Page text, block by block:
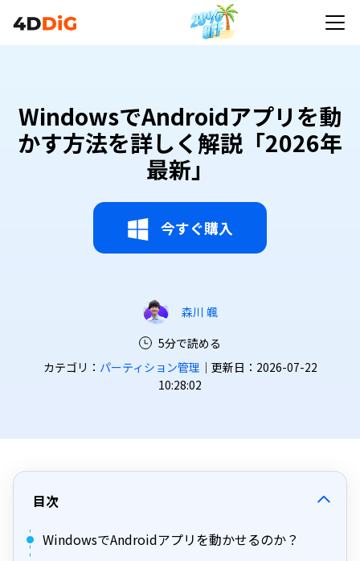
WindowsでAndroidアプリを動
かす方法を詳しく解説「2026年
最新」
今すぐ購入
森川 颯
5分で読める
カテゴリ： パーティション管理 ｜更新日：2026-07-22
10:28:02
目次
WindowsでAndroidアプリを動かせるのか？